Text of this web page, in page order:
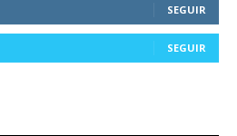
SEGUIR
SEGUIR